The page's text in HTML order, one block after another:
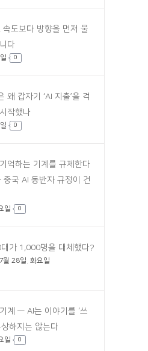
속도보다 방향을 먼저 물
다
0
왜 갑자기 ‘AI 지출’을 걱
작했나
0
억하는 기계를 규제한다
국 AI 동반자 규정이 건
일 0
가 1,000명을 대체했다?
28일. 화요일
계 — AI는 이야기를 ‘쓰
상하지는 않는다
일 0